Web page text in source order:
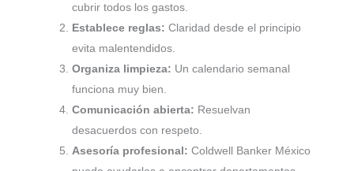
cubrir todos los gastos.
Establece reglas: Claridad desde el principio
evita malentendidos.
Organiza limpieza: Un calendario semanal
funciona muy bien.
Comunicación abierta: Resuelvan
desacuerdos con respeto.
Asesoría profesional: Coldwell Banker México